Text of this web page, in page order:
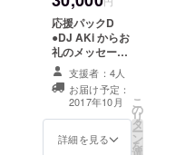
BASIC RUN
[SPEED]
MIXED by
DJAKiが総合
アルバム
チャートで3
位に。国内
応援パックD
●DJ AKi からお
礼のメッセージ
●ステッカー ●レ
ポート ●DJ AKi
主催イベン
ト"Jupiter"へ無
料ご招待 ●DJ
AKi がリリース
支援者：4人
お届け予定：
2017年10月
詳細を見る
こ
の
リ
タ
ー
ン
を